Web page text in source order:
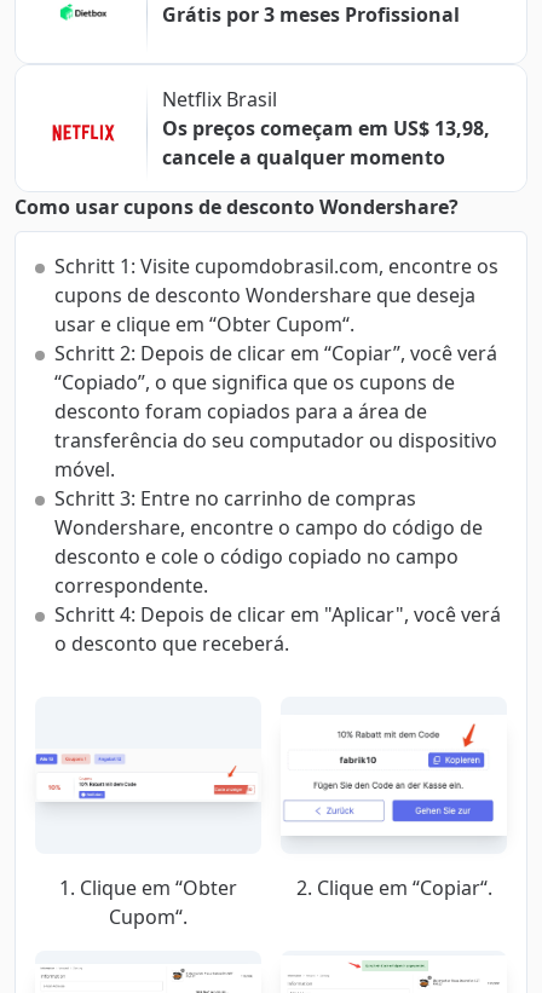
Grátis por 3 meses Profissional
Netflix Brasil
Os preços começam em US$ 13,98,
cancele a qualquer momento
Como usar cupons de desconto Wondershare?
Schritt 1: Visite cupomdobrasil.com, encontre os
cupons de desconto Wondershare que deseja
usar e clique em “Obter Cupom“.
Schritt 2: Depois de clicar em “Copiar”, você verá
“Copiado”, o que significa que os cupons de
desconto foram copiados para a área de
transferência do seu computador ou dispositivo
móvel.
Schritt 3: Entre no carrinho de compras
Wondershare, encontre o campo do código de
desconto e cole o código copiado no campo
correspondente.
Schritt 4: Depois de clicar em "Aplicar", você verá
o desconto que receberá.
1. Clique em “Obter
Cupom“.
2. Clique em “Copiar“.